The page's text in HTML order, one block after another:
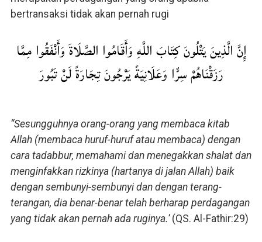
bertransaksi tidak akan pernah rugi
إِنَّ الَّذِينَ يَتْلُونَ كِتَابَ اللَّهِ وَأَقَامُوا الصَّلَاةَ وَأَنْفَقُوا مِمَّا
رَزَقْنَاهُمْ سِرًّا وَعَلَانِيَةً يَرْجُونَ تِجَارَةً لَنْ تَبُورَ
“Sesungguhnya orang-orang yang membaca kitab
Allah (membaca huruf-huruf atau membaca) dengan
cara tadabbur, memahami dan menegakkan shalat dan
menginfakkan rizkinya (hartanya di jalan Allah) baik
dengan sembunyi-sembunyi dan dengan terang-
terangan, dia benar-benar telah berharap perdagangan
yang tidak akan pernah ada ruginya.’ (QS. Al-Fathir:29)